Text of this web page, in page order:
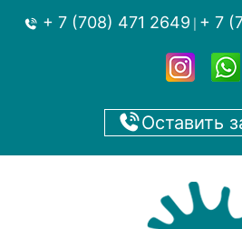
+ 7 (708) 471 2649 + 7
Оставить